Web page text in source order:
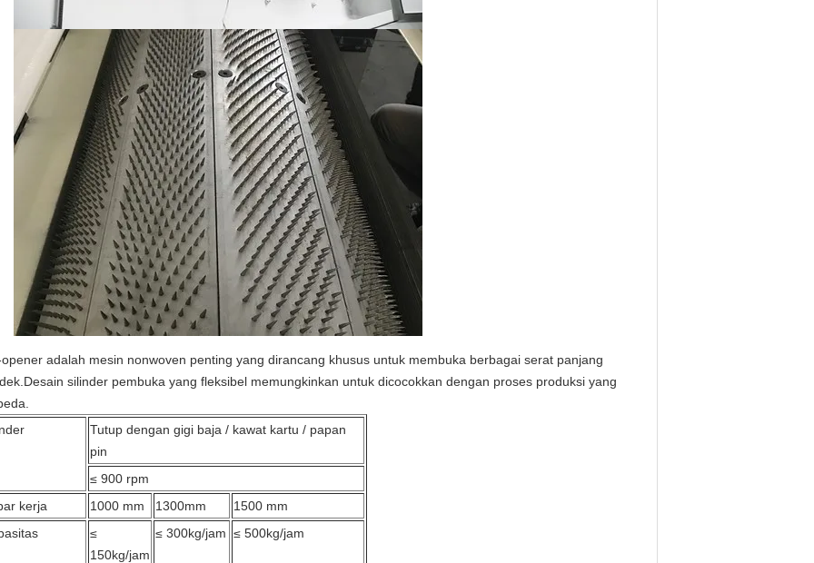
adalah mesin nonwoven penting yang dirancang khusus untuk membuka berbagai serat panjang
silinder pembuka yang fleksibel memungkinkan untuk dicocokkan dengan proses produksi yang
Tutup dengan gigi baja / kawat kartu / papan
pin
≤ 900 rpm
kerja
1000 mm 1300mm
1500 mm
≤
150kg/jam
≤ 300kg/jam ≤ 500kg/jam